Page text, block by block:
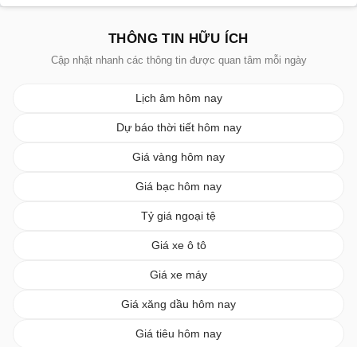
THÔNG TIN HỮU ÍCH
Cập nhật nhanh các thông tin được quan tâm mỗi ngày
Lịch âm hôm nay
Dự báo thời tiết hôm nay
Giá vàng hôm nay
Giá bạc hôm nay
Tỷ giá ngoại tệ
Giá xe ô tô
Giá xe máy
Giá xăng dầu hôm nay
Giá tiêu hôm nay